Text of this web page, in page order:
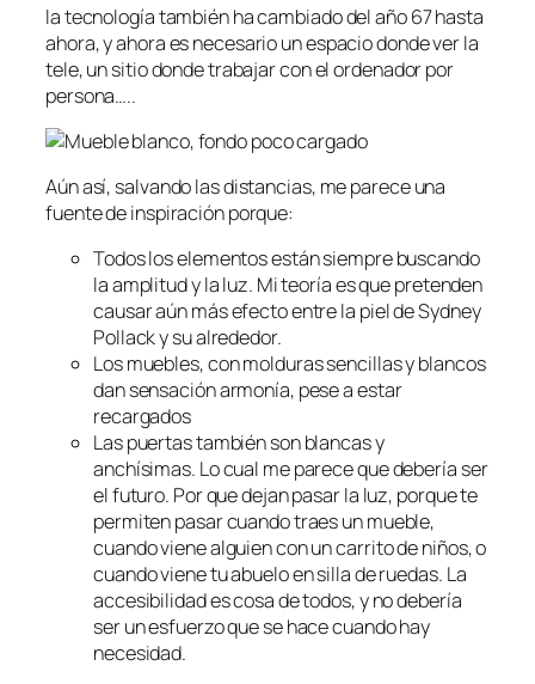
la tecnología también ha cambiado del año 67 hasta
ahora, y ahora es necesario un espacio donde ver la
tele, un sitio donde trabajar con el ordenador por
persona…..
Aún así, salvando las distancias, me parece una
fuente de inspiración porque:
Todos los elementos están siempre buscando
la amplitud y la luz. Mi teoría es que pretenden
causar aún más efecto entre la piel de Sydney
Pollack y su alrededor.
Los muebles, con molduras sencillas y blancos
dan sensación armonía, pese a estar
recargados
Las puertas también son blancas y
anchísimas. Lo cual me parece que debería ser
el futuro. Por que dejan pasar la luz, porque te
permiten pasar cuando traes un mueble,
cuando viene alguien con un carrito de niños, o
cuando viene tu abuelo en silla de ruedas. La
accesibilidad es cosa de todos, y no debería
ser un esfuerzo que se hace cuando hay
necesidad.